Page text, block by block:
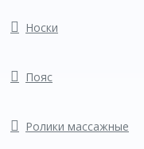
Носки
Пояс
Ролики массажные